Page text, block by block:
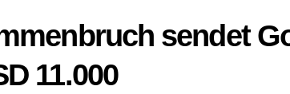
sendet
11.000